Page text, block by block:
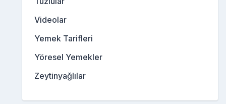
Videolar
Yemek Tarifleri
Yöresel Yemekler
Zeytinyağlılar